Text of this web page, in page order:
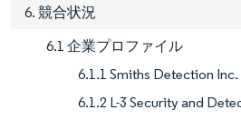
6. 競合状況
6.1 企業プロファイル
6.1.1 Smiths Detection Inc.
6.1.2 L-3 Security and